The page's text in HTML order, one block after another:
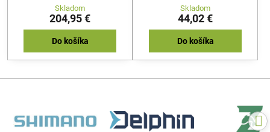
Skladom
204,95 €
Do košíka
Skladom
44,02 €
Do košíka